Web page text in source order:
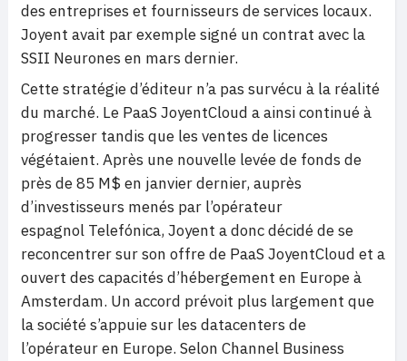
des entreprises et fournisseurs de services locaux.
Joyent avait par exemple signé un contrat avec la
SSII Neurones en mars dernier.
Cette stratégie d’éditeur n’a pas survécu à la réalité
du marché. Le PaaS JoyentCloud a ainsi continué à
progresser tandis que les ventes de licences
végétaient. Après une nouvelle levée de fonds de
près de 85 M$ en janvier dernier, auprès
d’investisseurs menés par l’opérateur
espagnol Telefónica, Joyent a donc décidé de se
reconcentrer sur son offre de PaaS JoyentCloud et a
ouvert des capacités d’hébergement en Europe à
Amsterdam. Un accord prévoit plus largement que
la société s’appuie sur les datacenters de
l’opérateur en Europe. Selon Channel Business